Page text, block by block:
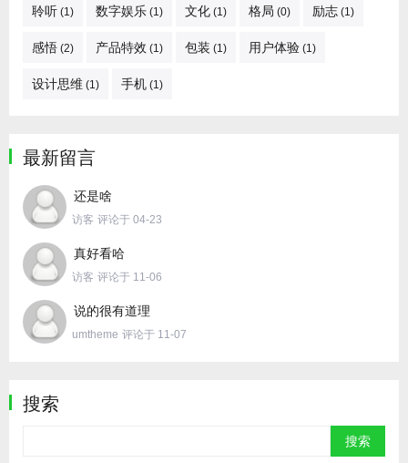
聆听 (1) 数字娱乐 (1) 文化 (1) 格局 (0) 励志 (1)
感悟 (2) 产品特效 (1) 包装 (1) 用户体验 (1)
设计思维 (1) 手机 (1)
最新留言
还是啥
访客 评论于 04-23
真好看哈
访客 评论于 11-06
说的很有道理
umtheme 评论于 11-07
搜索